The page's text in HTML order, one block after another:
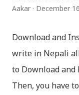
Aakar December
Download and
write in Nepali
to Download and
Then, you have